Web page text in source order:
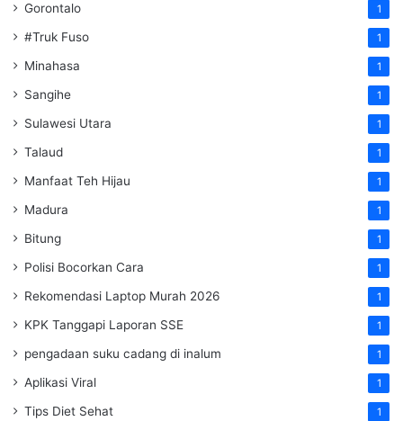
Gorontalo 1
#Truk Fuso 1
Minahasa 1
Sangihe 1
Sulawesi Utara 1
Talaud 1
Manfaat Teh Hijau 1
Madura 1
Bitung 1
Polisi Bocorkan Cara 1
Rekomendasi Laptop Murah 2026 1
KPK Tanggapi Laporan SSE 1
pengadaan suku cadang di inalum 1
Aplikasi Viral 1
Tips Diet Sehat 1